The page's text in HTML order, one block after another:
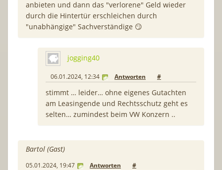
anbieten und dann das "verlorene" Geld wieder
durch die Hintertür erschleichen durch
"unabhängige" Sachverständige 😏
jogging40
06.01.2024, 12:34 Antworten #
stimmt … leider… ohne eigenes Gutachten
am Leasingende und Rechtsschutz geht es
selten… zumindest beim VW Konzern ..
Bartol (Gast)
05.01.2024, 19:47 Antworten #